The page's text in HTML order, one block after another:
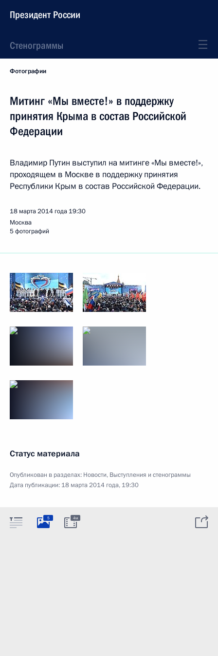
Президент России
Стенограммы
Фотографии
Митинг «Мы вместе!» в поддержку
принятия Крыма в состав Российской
Федерации
Владимир Путин выступил на митинге «Мы вместе!»,
проходящем в Москве в поддержку принятия
Республики Крым в состав Российской Федерации.
18 марта 2014 года 19:30
Москва
5 фотографий
Статус материала
Опубликован в разделах: Новости, Выступления и стенограммы
Дата публикации: 18 марта 2014 года, 19:30
5 4м